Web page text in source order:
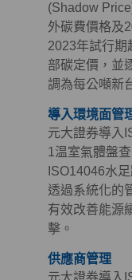
(Shadow
外碳費價格及
2023年試行期
部碳定價，並
調為每公噸新
導入環境面管
元大證券導入
1温室氣體盤
ISO14046水
透過系統化的
有效改善能源
擊。
供應商管理
元大證券導入